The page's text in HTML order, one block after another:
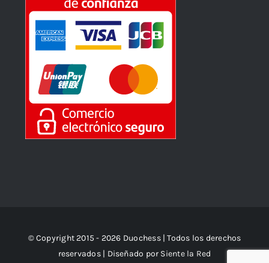
© Copyright 2015 - 2026 Duochess | Todos los derechos
reservados | Diseñado por Siente la Red